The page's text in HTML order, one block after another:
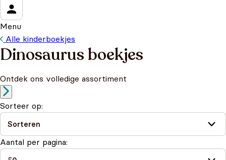
Menu
Alle kinderboekjes
Dinosaurus boekjes
Ontdek ons volledige assortiment
Sorteer op:
Aantal per pagina: